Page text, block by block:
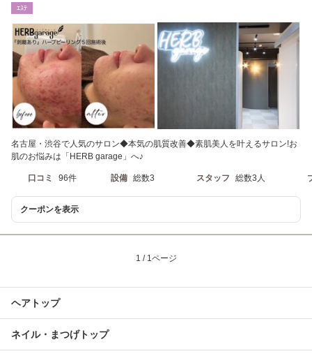
ｴｽﾃ
名古屋・渋谷で人気のサロン◆本気の肌質改善◆素肌美人を叶えるサロン!お
肌のお悩みは「HERB garage」へ♪
口コミ 96件 設備 総数3 スタッフ 総数3人
クーポンを表示
1 / 1ページ
ヘアトップ
ネイル・まつげトップ